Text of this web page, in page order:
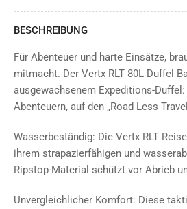
BESCHREIBUNG
Für Abenteuer und harte Einsätze,
mitmacht. Der Vertx RLT 80L Duffel
ausgewachsenem Expeditions-
Abenteuern, auf den „Road Less
Wasserbeständig: Die Vertx RLT
ihrem strapazierfähigen und
Ripstop-Material schützt vor Abrieb
Unvergleichlicher Komfort: Diese